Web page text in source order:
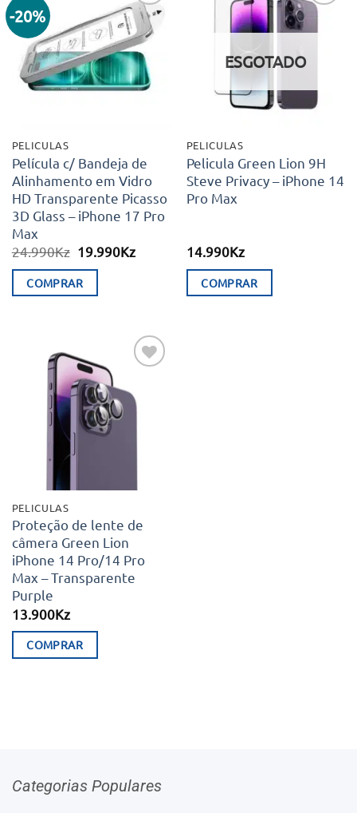
multiple
variants.
chosen
on
the
product
-20%
Adicionar
aos meus
desejos
PELICULAS
Película c/ Bandeja de
Alinhamento em Vidro
HD Transparente Picasso
3D Glass – iPhone 17 Pro
Max
24.990Kz O
original
era:
19.990KzO
COMPRAR
Adicionar
aos meus
ESGOTADO
PELICULAS
Pelicula Green Lion 9H
Steve Privacy – iPhone 14
Pro Max
14.990Kz
COMPRAR
Adicionar
aos meus
desejos
PELICULAS
Proteção de lente de
câmera Green Lion
iPhone 14 Pro/14 Pro
Max – Transparente
Purple
13.900Kz
COMPRAR
Categorias Populares